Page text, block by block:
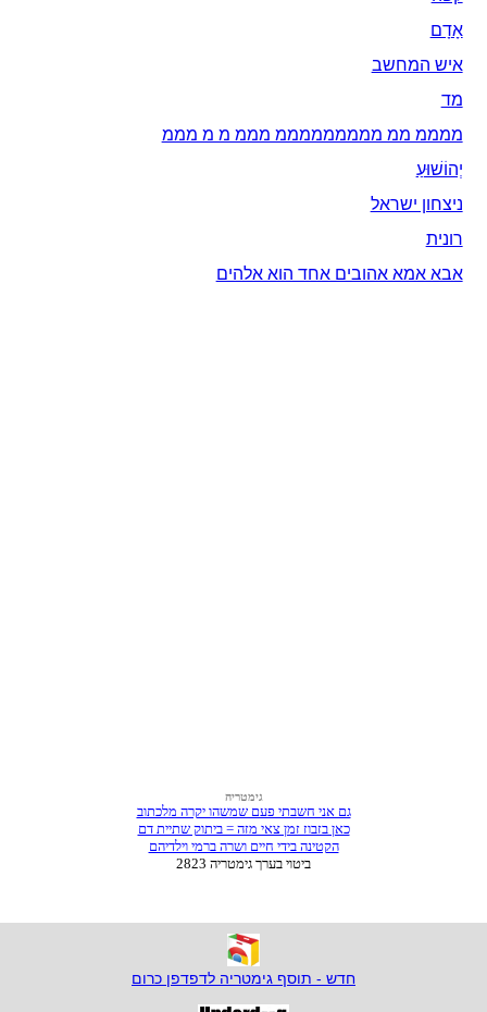
אָדָם‎
איש המחשב
מד
ממממ ממ מממממממממ מממ מ מ מממ
יְהוֹשׁוּעַ
ניצחון ישראל
רונית
אבא אמא אהובים אחד הוא אלהים
חדש - תוסף גימטריה לדפדפן כרום